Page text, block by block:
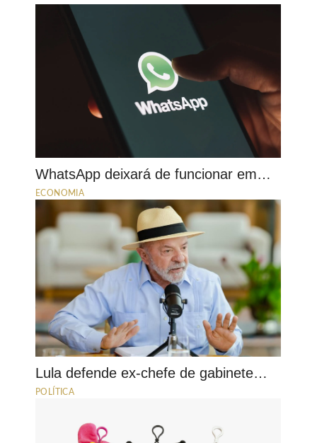
WhatsApp deixará de funcionar em…
ECONOMIA
Lula defende ex-chefe de gabinete…
POLÍTICA